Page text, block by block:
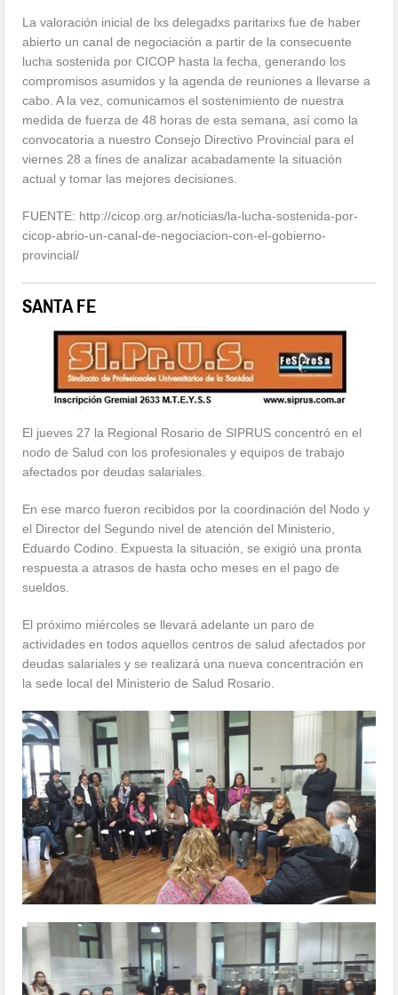
La valoración inicial de lxs delegadxs paritarixs fue de haber
abierto un canal de negociación a partir de la consecuente
lucha sostenida por CICOP hasta la fecha, generando los
compromisos asumidos y la agenda de reuniones a llevarse a
cabo. A la vez, comunicamos el sostenimiento de nuestra
medida de fuerza de 48 horas de esta semana, así como la
convocatoria a nuestro Consejo Directivo Provincial para el
viernes 28 a fines de analizar acabadamente la situación
actual y tomar las mejores decisiones.
FUENTE: http://cicop.org.ar/noticias/la-lucha-sostenida-por-
cicop-abrio-un-canal-de-negociacion-con-el-gobierno-
provincial/
SANTA FE
El jueves 27 la Regional Rosario de SIPRUS concentró en el
nodo de Salud con los profesionales y equipos de trabajo
afectados por deudas salariales.
En ese marco fueron recibidos por la coordinación del Nodo y
el Director del Segundo nivel de atención del Ministerio,
Eduardo Codino. Expuesta la situación, se exigió una pronta
respuesta a atrasos de hasta ocho meses en el pago de
sueldos.
El próximo miércoles se llevará adelante un paro de
actividades en todos aquellos centros de salud afectados por
deudas salariales y se realizará una nueva concentración en
la sede local del Ministerio de Salud Rosario.